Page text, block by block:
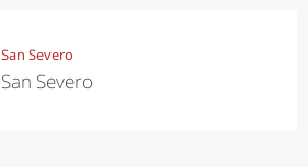
San Severo
San Severo